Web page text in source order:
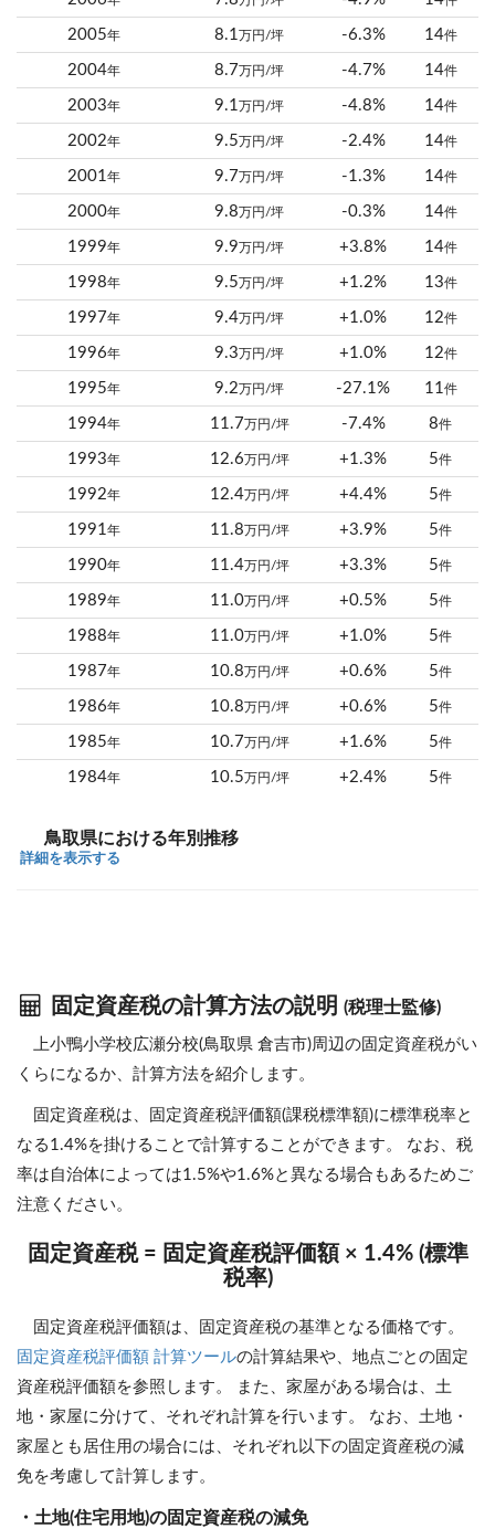
2005年 8.1 万円/坪 -6.3% 14件
2004年 8.7 万円/坪 -4.7% 14件
2003年 9.1 万円/坪 -4.8% 14件
2002年 9.5 万円/坪 -2.4% 14件
2001年 9.7 万円/坪 -1.3% 14件
2000年 9.8 万円/坪 -0.3% 14件
1999年 9.9 万円/坪 +3.8% 14件
1998年 9.5 万円/坪 +1.2% 13件
1997年 9.4万円/坪 +1.0% 12件
1996年 9.3 万円/坪 +1.0% 12件
1995年 9.2 万円/坪 -27.1% 11件
1994年 11.7 万円/坪 -7.4% 8件
1993年 12.6 万円/坪 +1.3% 5件
1992年 12.4万円/坪 +4.4% 5件
1991年 11.8 万円/坪 +3.9% 5件
1990年 11.4万円/坪 +3.3% 5件
1989年 11.0万円/坪 +0.5% 5件
1988年 11.0万円/坪 +1.0% 5件
1987年 10.8 万円/坪 +0.6% 5件
1986年 10.8 万円/坪 +0.6% 5件
1985年 10.7 万円/坪 +1.6% 5件
1984年 10.5 万円/坪 +2.4% 5件
鳥取県における年別推移
詳細を表示する
固定資産税の計算方法の説明 (税理士監修)
上小鴨小学校広瀬分校(鳥取県 倉吉市)周辺の固定資産税がい
くらになるか、計算方法を紹介します。
固定資産税は、固定資産税評価額(課税標準額)に標準税率と
なる1.4%を掛けることで計算することができます。 なお、税
率は自治体によっては1.5%や1.6%と異なる場合もあるためご
注意ください。
固定資産税 = 固定資産税評価額 × 1.4% (標準
税率)
固定資産税評価額は、固定資産税の基準となる価格です。
固定資産税評価額 計算ツールの計算結果や、地点ごとの固定
資産税評価額を参照します。 また、家屋がある場合は、土
地・家屋に分けて、それぞれ計算を行います。 なお、土地・
家屋とも居住用の場合には、それぞれ以下の固定資産税の減
免を考慮して計算します。
・土地(住宅用地)の固定資産税の減免